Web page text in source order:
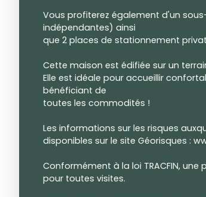
Vous profiterez également d'un
indépendantes) ainsi
que 2 places de stationnement
Cette maison est édifiée sur un
Elle est idéale pour accueillir
bénéficiant de
toutes les commodités !
Les informations sur les risques
disponibles sur le site Géorisques :
Conformément à la loi TRACFIN,
pour toutes visites.